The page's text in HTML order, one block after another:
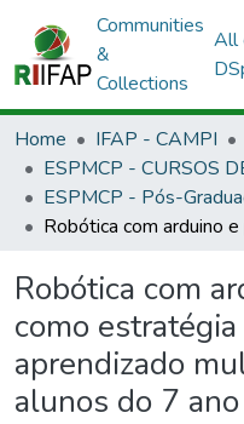
Communities
&
Collections
All
Home IFAP - CAMPI
Robótica com
como
aprendizado
alunos do 7